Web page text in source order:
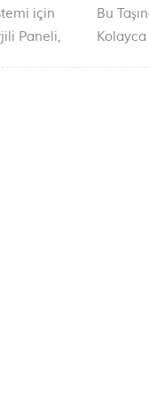
için
Paneli,
Bu
Kolayca